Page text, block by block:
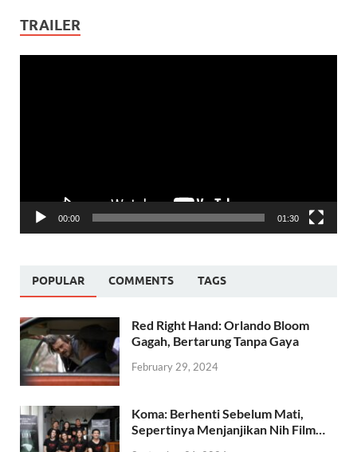
TRAILER
00:00 01:30
POPULAR COMMENTS TAGS
Red Right Hand: Orlando Bloom
Gagah, Bertarung Tanpa Gaya
February 29, 2024
Koma: Berhenti Sebelum Mati,
Sepertinya Menjanjikan Nih Film…